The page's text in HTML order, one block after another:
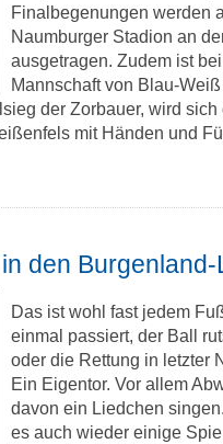
Finalbegenungen werden
Naumburger Stadion an
ausgetragen. Zudem ist
Mannschaft von Blau-
der Zorbauer, wird sich
mit Händen und
den Burgenland-
Das ist wohl fast jedem
einmal passiert, der Ball
oder die Rettung in letzter
Ein Eigentor. Vor allem
davon ein Liedchen
es auch wieder einige